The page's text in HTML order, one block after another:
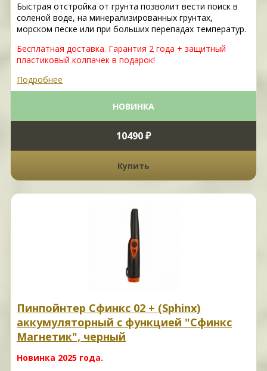
Быстрая отстройка от грунта позволит вести поиск в
соленой воде, на минерализированных грунтах,
морском песке или при больших перепадах температур.
Бесплатная доставка. Гарантия 2 года + защитный
пластиковый колпачек в подарок!
Подробнее
НОВИНКА
10490 ₽
Купить
Пинпойнтер Сфинкс 02 + (Sphinx)
аккумуляторный с функцией "Сфинкс
Магнетик", черный
Новинка 2025 года.